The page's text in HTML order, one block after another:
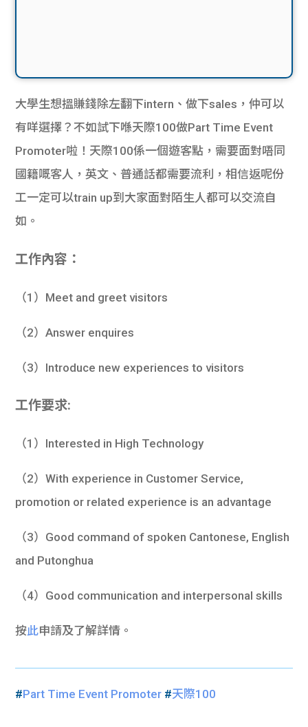
大學生想搵賺錢除左翻下intern、做下sales，仲可以
有咩選擇？不如試下喺天際100做Part Time Event
Promoter啦！天際100係一個遊客點，需要面對唔同
國籍嘅客人，英文、普通話都需要流利，相信返呢份
工一定可以train up到大家面對陌生人都可以交流自
如。
工作內容：
（1）Meet and greet visitors
（2）Answer enquires
（3）Introduce new experiences to visitors
工作要求:
（1）Interested in High Technology
（2）With experience in Customer Service,
promotion or related experience is an advantage
（3）Good command of spoken Cantonese, English
and Putonghua
（4）Good communication and interpersonal skills
按此申請及了解詳情。
#Part Time Event Promoter #天際100